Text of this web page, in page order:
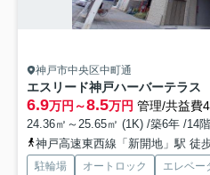
神戸市中央区中町通
エスリード神戸ハーバーテラス
6.9万円～8.5万円 管理/共益費
24.36㎡～25.65㎡ (1K) /築6年 /14
神戸高速東西線「新開地」駅 徒
駐輪場 オートロック エレベー